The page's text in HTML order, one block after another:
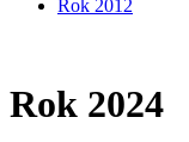
Rok 2012
Rok 2024